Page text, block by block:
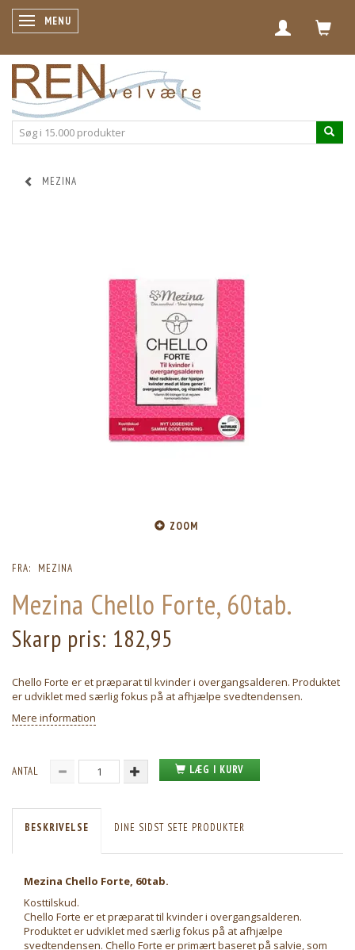
SKIFTE NAVIGATION
MENU
MEZINA
ZOOM
FRA: MEZINA
Mezina Chello Forte, 60tab.
Skarp pris: 182,95
Chello Forte er et præparat til kvinder i overgangsalderen. Produktet
er udviklet med særlig fokus på at afhjælpe svedtendensen.
Mere information
ANTAL LÆG I KURV
BESKRIVELSE DINE SIDST SETE PRODUKTER
Mezina Chello Forte, 60tab.
Kosttilskud.
Chello Forte er et præparat til kvinder i overgangsalderen.
Produktet er udviklet med særlig fokus på at afhjælpe
svedtendensen. Chello Forte er primært baseret på salvie, som